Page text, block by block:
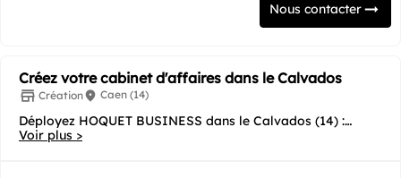
Nous contacter
Créez votre cabinet d'affaires dans le Calvados
Création Caen (14)
Déployez HOQUET BUSINESS dans le Calvados (14) :
l'expertise immobilière au cœur des flux...
Voir plus >